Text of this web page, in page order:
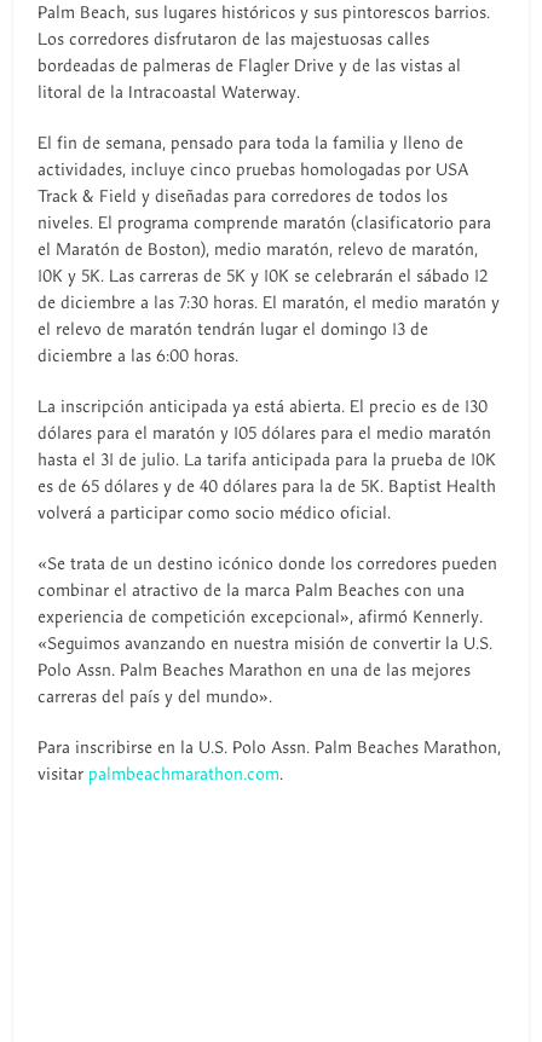
Palm Beach, sus lugares históricos y sus pintorescos barrios.
Los corredores disfrutaron de las majestuosas calles
bordeadas de palmeras de Flagler Drive y de las vistas al
litoral de la Intracoastal Waterway.
El fin de semana, pensado para toda la familia y lleno de
actividades, incluye cinco pruebas homologadas por USA
Track & Field y diseñadas para corredores de todos los
niveles. El programa comprende maratón (clasificatorio para
el Maratón de Boston), medio maratón, relevo de maratón,
10K y 5K. Las carreras de 5K y 10K se celebrarán el sábado 12
de diciembre a las 7:30 horas. El maratón, el medio maratón y
el relevo de maratón tendrán lugar el domingo 13 de
diciembre a las 6:00 horas.
La inscripción anticipada ya está abierta. El precio es de 130
dólares para el maratón y 105 dólares para el medio maratón
hasta el 31 de julio. La tarifa anticipada para la prueba de 10K
es de 65 dólares y de 40 dólares para la de 5K. Baptist Health
volverá a participar como socio médico oficial.
«Se trata de un destino icónico donde los corredores pueden
combinar el atractivo de la marca Palm Beaches con una
experiencia de competición excepcional», afirmó Kennerly.
«Seguimos avanzando en nuestra misión de convertir la U.S.
Polo Assn. Palm Beaches Marathon en una de las mejores
carreras del país y del mundo».
Para inscribirse en la U.S. Polo Assn. Palm Beaches Marathon,
visitar palmbeachmarathon.com.